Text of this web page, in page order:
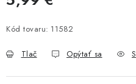
OBCHODNÉ PODMIENKY
Kód tovaru: 11582
Tlač Opýtať sa